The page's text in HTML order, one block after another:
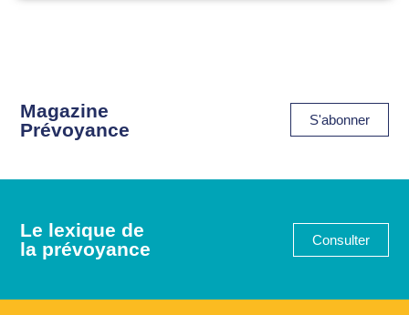
Magazine
Prévoyance
S'abonner
Le lexique de
la prévoyance
Consulter